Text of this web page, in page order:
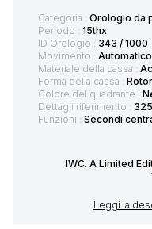
Categoria : Orologio da
Periodo : 15thx
ID Orologio : 343 / 1000
Movimento : Automatico
Materiale della cassa :
Forma della cassa :
Colore del quadrante :
Dettagli riferimento :
Funzioni : Secondi
IWC. A Limited
Leggi la